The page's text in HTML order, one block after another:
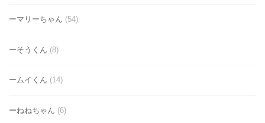
ーマリーちゃん (54)
ーそうくん (8)
ームイくん (14)
ーねねちゃん (6)